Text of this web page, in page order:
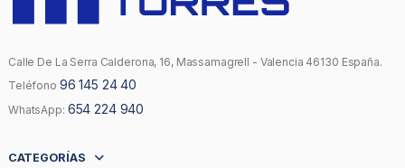
Calle De La Serra Calderona, 16, Massamagrell - Valencia 46130 España.
Teléfono 96 145 24 40
WhatsApp: 654 224 940
CATEGORÍAS